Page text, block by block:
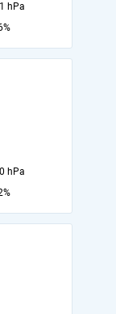
hPa
hPa